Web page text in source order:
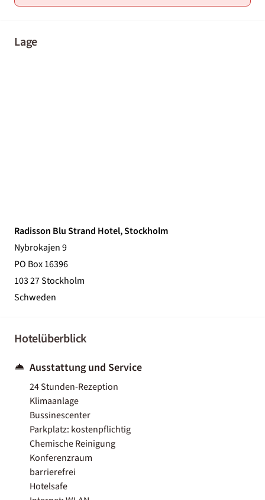
Lage
Radisson Blu Strand Hotel, Stockholm
Nybrokajen 9
PO Box 16396
103 27 Stockholm
Schweden
Hotelüberblick
Ausstattung und Service
24 Stunden-Rezeption
Klimaanlage
Bussinescenter
Parkplatz: kostenpflichtig
Chemische Reinigung
Konferenzraum
barrierefrei
Hotelsafe